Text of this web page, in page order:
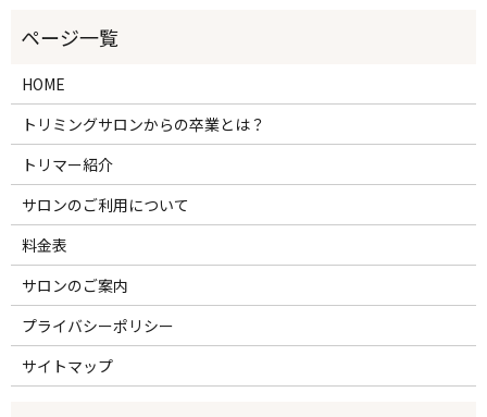
HOME
トリミングサロンからの卒業とは？
トリマー紹介
サロンのご利用について
料金表
サロンのご案内
プライバシーポリシー
サイトマップ